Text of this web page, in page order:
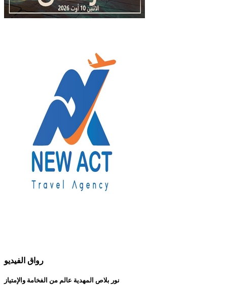
رواق الفيديو
نور بلاص المهدية عالم من الفخامة والإمتياز